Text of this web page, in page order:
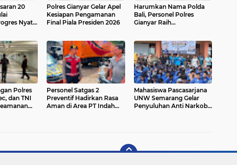
20
Nyata
Polres Gianyar Gelar Apel
Kesiapan Pengamanan
Final Piala Presiden 2026
Harumkan Nama Polda
Bali, Personel Polres
Gianyar Raih
Polres
dan TNI
Personel Satgas 2
Preventif Hadirkan Rasa
Aman di Area PT Indah
Mahasiswa Pascasarjana
UNW Semarang Gelar
Penyuluhan Anti Narkoba